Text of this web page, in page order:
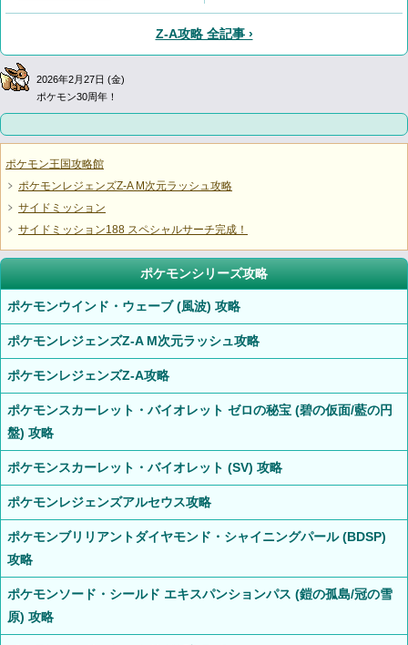
Z-A攻略 全記事 ›
2026年2月27日 (金)
ポケモン30周年！
ポケモン王国攻略館
ポケモンレジェンズZ-A M次元ラッシュ攻略
サイドミッション
サイドミッション188 スペシャルサーチ完成！
ポケモンシリーズ攻略
ポケモンウインド・ウェーブ (風波) 攻略
ポケモンレジェンズZ-A M次元ラッシュ攻略
ポケモンレジェンズZ-A攻略
ポケモンスカーレット・バイオレット ゼロの秘宝 (碧の仮面/藍の円
盤) 攻略
ポケモンスカーレット・バイオレット (SV) 攻略
ポケモンレジェンズアルセウス攻略
ポケモンブリリアントダイヤモンド・シャイニングパール (BDSP)
攻略
ポケモンソード・シールド エキスパンションパス (鎧の孤島/冠の雪
原) 攻略